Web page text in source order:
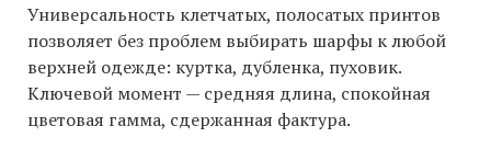
Универсальность клетчатых, полосатых принтов
позволяет без проблем выбирать шарфы к любой
верхней одежде: куртка, дубленка, пуховик.
Ключевой момент — средняя длина, спокойная
цветовая гамма, сдержанная фактура.